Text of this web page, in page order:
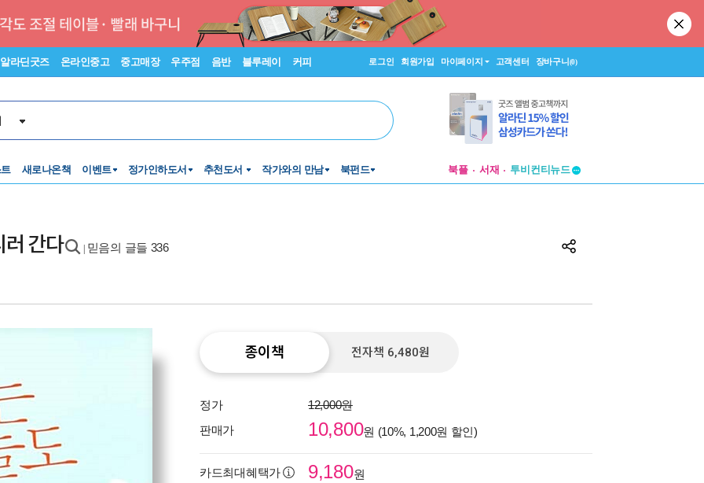
알라딘굿즈 온라인중고 중고매장 우주점 음반 블루레이 커피 로그인 회원가입 마이페이지 고객센터 장바구니(0)
새로나온책 이벤트 정가인하도서 추천도서 작가와의 만남 북펀드 북플 서재
투비컨티뉴드
러 간다 믿음의 글들 336
종이책 전자책 6,480원
정가
12,000원
판매가
10,800원 (10%, 1,200원 할인)
카드최대혜택가 9,180원